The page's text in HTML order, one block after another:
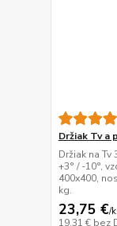
Držiak Tv a
Držiak na
+3° / -10°,
400x400,
kg.
23,75 €/
19,31 € bez